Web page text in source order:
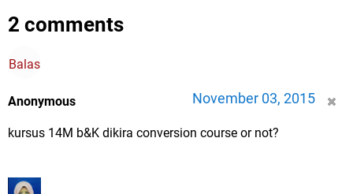
2 comments
Balas
Anonymous November 03, 2015
kursus 14M b&K dikira conversion course or not?